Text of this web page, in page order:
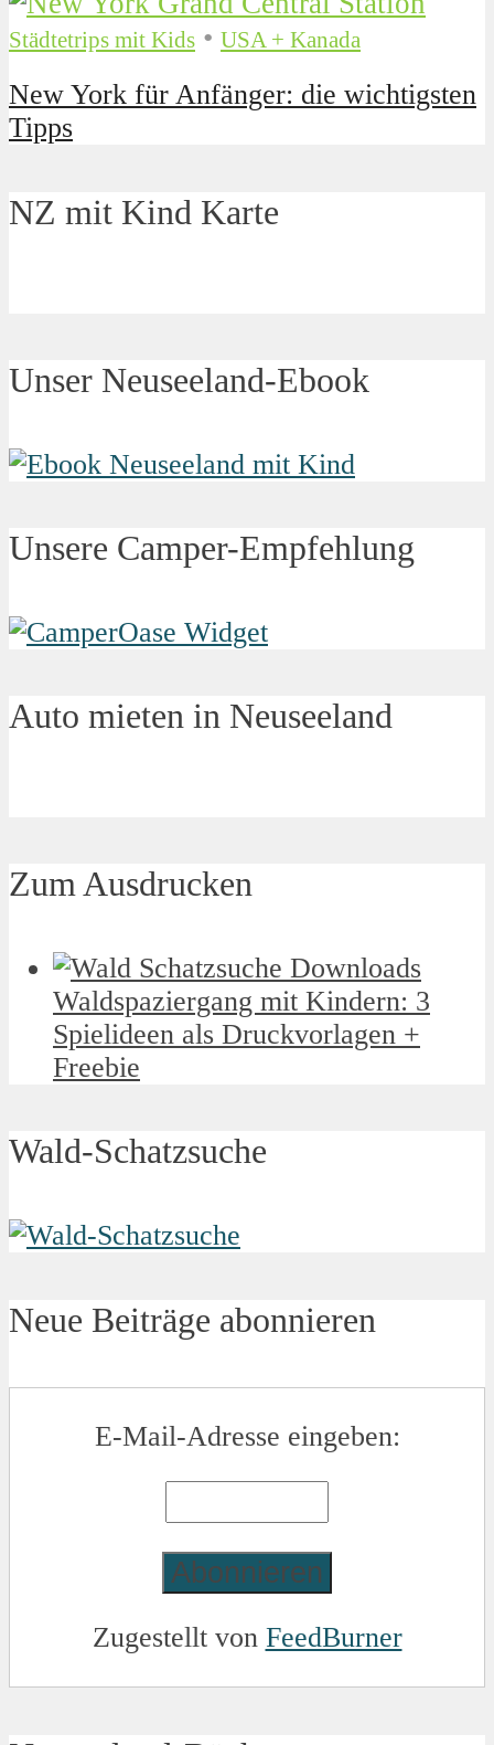
Städtetrips mit Kids • USA + Kanada
New York für Anfänger: die wichtigsten
Tipps
NZ mit Kind Karte
Unser Neuseeland-Ebook
Unsere Camper-Empfehlung
Auto mieten in Neuseeland
Zum Ausdrucken
Waldspaziergang mit Kindern: 3
Spielideen als Druckvorlagen +
Freebie
Wald-Schatzsuche
Neue Beiträge abonnieren
E-Mail-Adresse eingeben:
Zugestellt von FeedBurner